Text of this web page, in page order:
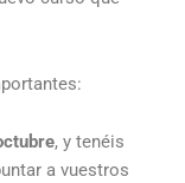
, y tenéis
a vuestros